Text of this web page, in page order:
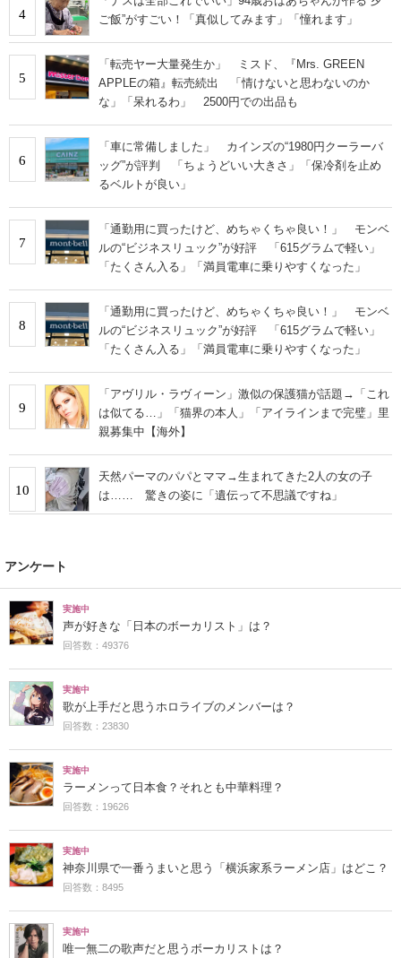
4
ご飯”がすごい！「真似してみます」「憧れます」
5
「転売ヤー大量発生か」 ミスド、『Mrs. GREEN
APPLEの箱』転売続出 「情けないと思わないのか
な」「呆れるわ」 2500円での出品も
6
「車に常備しました」 カインズの“1980円クーラーバ
ッグ”が評判 「ちょうどいい大きさ」「保冷剤を止め
るベルトが良い」
7
「通勤用に買ったけど、めちゃくちゃ良い！」 モンベ
ルの“ビジネスリュック”が好評 「615グラムで軽い」
「たくさん入る」「満員電車に乗りやすくなった」
8
「通勤用に買ったけど、めちゃくちゃ良い！」 モンベ
ルの“ビジネスリュック”が好評 「615グラムで軽い」
「たくさん入る」「満員電車に乗りやすくなった」
9
「アヴリル・ラヴィーン」激似の保護猫が話題→「これ
は似てる…」「猫界の本人」「アイラインまで完璧」里
親募集中【海外】
10
天然パーマのパパとママ→生まれてきた2人の女の子
は…… 驚きの姿に「遺伝って不思議ですね」
アンケート
実施中
声が好きな「日本のボーカリスト」は？
回答数：49376
実施中
歌が上手だと思うホロライブのメンバーは？
回答数：23830
実施中
ラーメンって日本食？それとも中華料理？
回答数：19626
実施中
神奈川県で一番うまいと思う「横浜家系ラーメン店」はどこ？
回答数：8495
実施中
唯一無二の歌声だと思うボーカリストは？